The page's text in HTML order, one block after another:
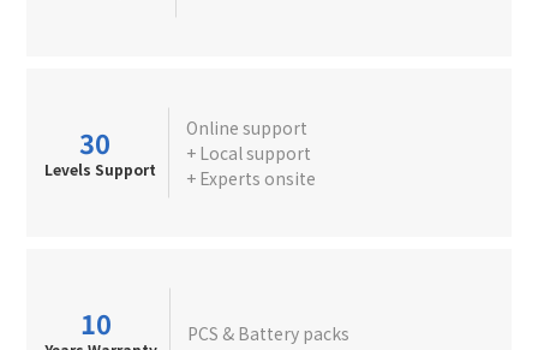
30
Levels Support
Online support
+ Local support
+ Experts onsite
10 PCS & Battery packs